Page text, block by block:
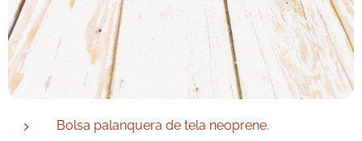
Bolsa palanquera de tela neoprene.